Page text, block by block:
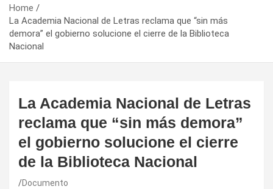
Home
La Academia Nacional de Letras reclama que “sin más
demora” el gobierno solucione el cierre de la Biblioteca
Nacional
La Academia Nacional de Letras
reclama que “sin más demora”
el gobierno solucione el cierre
de la Biblioteca Nacional
Documento